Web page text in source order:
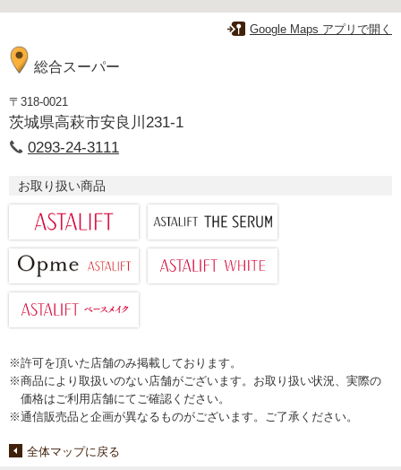
Google Maps アプリで開く
総合スーパー
〒318-0021
茨城県高萩市安良川231-1
0293-24-3111
お取り扱い商品
※許可を頂いた店舗のみ掲載しております。
※商品により取扱いのない店舗がございます。お取り扱い状況、実際の
価格はご利用店舗にてご確認ください。
※通信販売品と企画が異なるものがございます。ご了承ください。
全体マップに戻る